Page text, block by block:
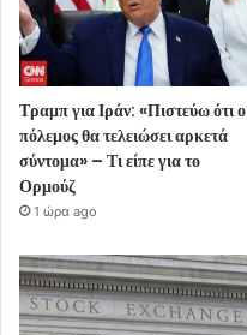
Τραμπ για Ιράν: «Πιστεύω ότι ο
πόλεμος θα τελειώσει αρκετά
σύντομα» – Τι είπε για το
Ορμούζ
1 ώρα ago